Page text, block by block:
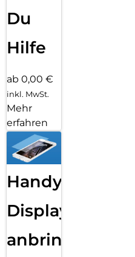
Du
Hilfe
ab 0,00 €
inkl. MwSt.
Mehr
erfahren
Handy
Displayfolie
anbringen